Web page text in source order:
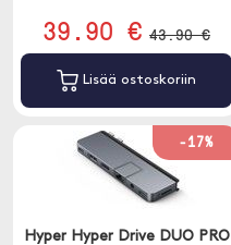
39.90 € 43.90 €
Lisää ostoskoriin
-17%
Hyper Hyper Drive DUO PRO